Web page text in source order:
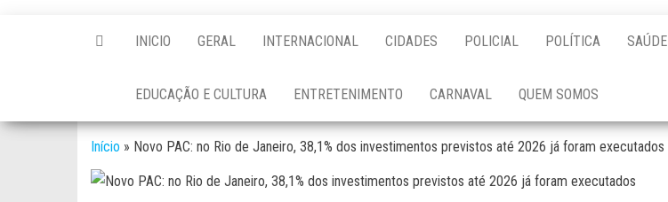
INICIO GERAL INTERNACIONAL CIDADES POLICIAL POLÍTICA SAÚDE
EDUCAÇÃO E CULTURA ENTRETENIMENTO CARNAVAL QUEM SOMOS
Início » Novo PAC: no Rio de Janeiro, 38,1% dos investimentos previstos até 2026 já foram executados